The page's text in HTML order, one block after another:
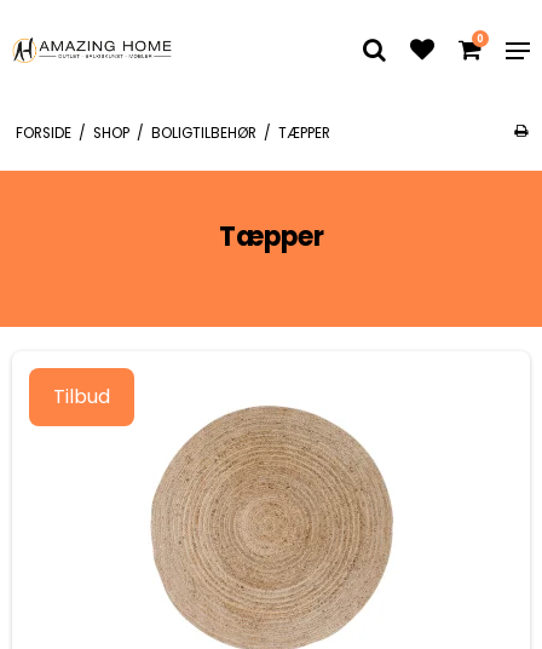
0
FORSIDE / SHOP / BOLIGTILBEHØR / TÆPPER
Tæpper
Tilbud